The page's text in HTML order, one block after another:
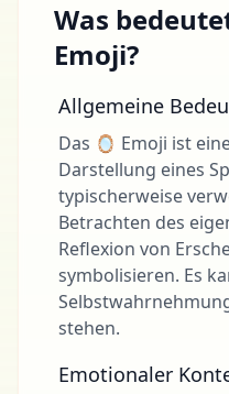
Was
Emoji?
Allgemeine
Das 🪞 Emoji ist
Darstellung eines
typischerweise
Betrachten des
Reflexion von
symbolisieren. Es
stehen.
Emotionaler